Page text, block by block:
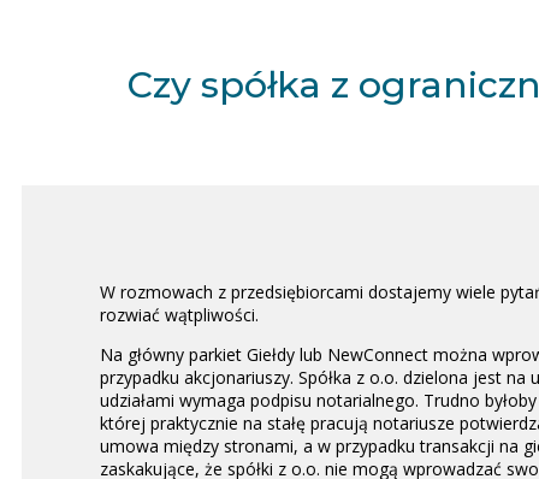
Czy spółka z
W rozmowach z przedsiębiorcami dostajemy wiele
rozwiać wątpliwości.
Na główny parkiet Giełdy lub NewConnect można
przypadku akcjonariuszy. Spółka z o.o. dzielona jest
udziałami wymaga podpisu notarialnego. Trudno
której praktycznie na stałę pracują notariusze
umowa między stronami, a w przypadku transakcji na
zaskakujące, że spółki z o.o. nie mogą wprowadzać